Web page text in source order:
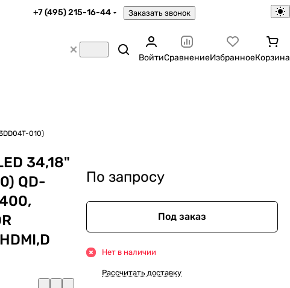
+7 (495) 215-16-44 Заказать звонок
ВойтиСравнениеИзбранноеКорзина
010)
34,18"
QD-
По запросу
Под заказ
Нет в наличии
Рассчитать доставку